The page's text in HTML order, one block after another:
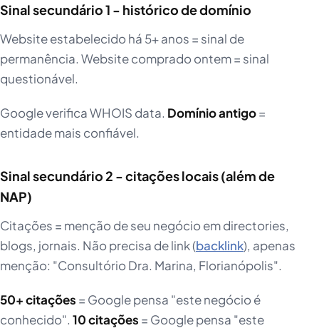
Sinal secundário 1 - histórico de domínio
Website estabelecido há 5+ anos = sinal de
permanência. Website comprado ontem = sinal
questionável.
Google verifica WHOIS data. Domínio antigo=
entidade mais confiável.
Sinal secundário 2 - citações locais (além de
NAP)
Citações = menção de seu negócio em directories,
blogs, jornais. Não precisa de link (backlink), apenas
menção: "Consultório Dra. Marina, Florianópolis".
50+ citações = Google pensa "este negócio é
conhecido". 10 citações = Google pensa "este